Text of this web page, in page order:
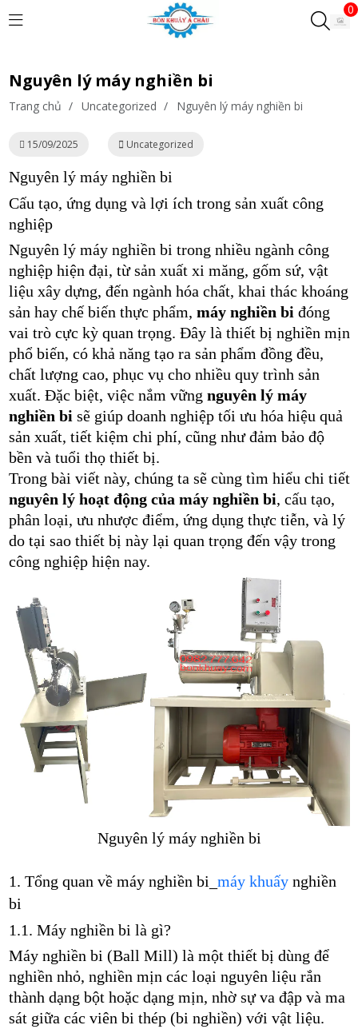
0
Nguyên lý máy nghiền bi
Trang chủ / Uncategorized / Nguyên lý máy nghiền bi
15/09/2025 Uncategorized
Nguyên lý máy nghiền bi
Cấu tạo, ứng dụng và lợi ích trong sản xuất công
nghiệp
Nguyên lý máy nghiền bi trong nhiều ngành công
nghiệp hiện đại, từ sản xuất xi măng, gốm sứ, vật
liệu xây dựng, đến ngành hóa chất, khai thác khoáng
sản hay chế biến thực phẩm, máy nghiền bi đóng
vai trò cực kỳ quan trọng. Đây là thiết bị nghiền mịn
phổ biến, có khả năng tạo ra sản phẩm đồng đều,
chất lượng cao, phục vụ cho nhiều quy trình sản
xuất. Đặc biệt, việc nắm vững nguyên lý máy
nghiền bi sẽ giúp doanh nghiệp tối ưu hóa hiệu quả
sản xuất, tiết kiệm chi phí, cũng như đảm bảo độ
bền và tuổi thọ thiết bị.
Trong bài viết này, chúng ta sẽ cùng tìm hiểu chi tiết
nguyên lý hoạt động của máy nghiền bi, cấu tạo,
phân loại, ưu nhược điểm, ứng dụng thực tiễn, và lý
do tại sao thiết bị này lại quan trọng đến vậy trong
công nghiệp hiện nay.
Nguyên lý máy nghiền bi
1. Tổng quan về máy nghiền bi_ máy khuấy nghiền
bi
1.1. Máy nghiền bi là gì?
Máy nghiền bi (Ball Mill) là một thiết bị dùng để
nghiền nhỏ, nghiền mịn các loại nguyên liệu rắn
thành dạng bột hoặc dạng mịn, nhờ sự va đập và ma
sát giữa các viên bi thép (bi nghiền) với vật liệu.